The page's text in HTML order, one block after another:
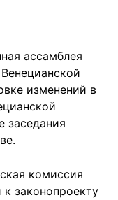
ассамблея
изменений в
заседания
комиссия
законопроекту